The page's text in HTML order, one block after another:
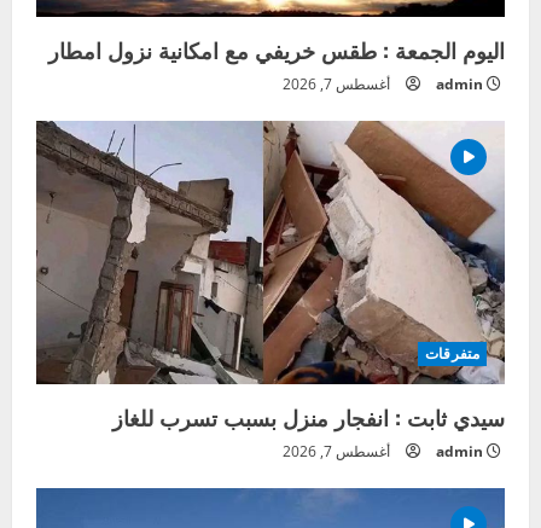
اليوم الجمعة : طقس خريفي مع امكانية نزول امطار
admin أغسطس 7, 2026
متفرقات
سيدي ثابت : انفجار منزل بسبب تسرب للغاز
admin أغسطس 7, 2026